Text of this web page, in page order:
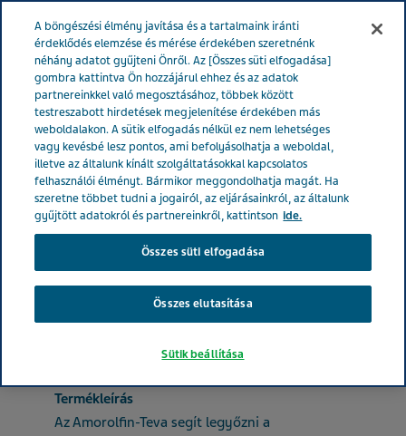
Magyarország Termékek Product Catalog
Teva 50mg/ml gyógyszeres körömlakk 2,5 ml
Amorolfin-Teva 50mg/ml
gyógyszeres körömlakk 2,5
ml
Termékleírás
Az Amorolfin-Teva segít legyőzni a
A böngészési élmény javítása és a tartalmaink iránti
érdeklődés elemzése és mérése érdekében szeretnénk
néhány adatot gyűjteni Önről. Az [Összes süti elfogadása]
gombra kattintva Ön hozzájárul ehhez és az adatok
partnereinkkel való megosztásához, többek között
testreszabott hirdetések megjelenítése érdekében más
weboldalakon. A sütik elfogadás nélkül ez nem lehetséges
vagy kevésbé lesz pontos, ami befolyásolhatja a weboldal,
illetve az általunk kínált szolgáltatásokkal kapcsolatos
felhasználói élményt. Bármikor meggondolhatja magát. Ha
szeretne többet tudni a jogairól, az eljárásainkról, az általunk
gyűjtött adatokról és partnereinkről, kattintson ide.
Összes süti elfogadása
Összes elutasítása
Sütik beállítása